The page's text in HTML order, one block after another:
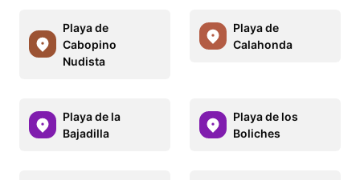
Playa de
Cabopino
Nudista
Playa de
Calahonda
Playa de la
Bajadilla
Playa de los
Boliches